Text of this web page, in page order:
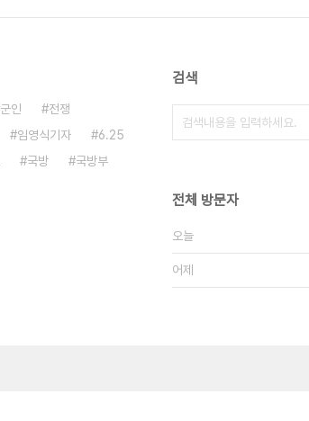
군인
전쟁
임영식기자
6.25
국방
국방부
검색
전체 방문자
오늘
어제